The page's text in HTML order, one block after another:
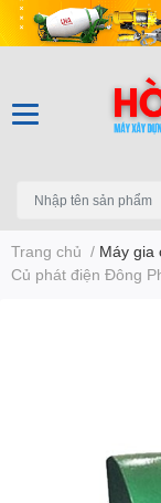
Trang chủ / Máy gia
Củ phát điện Đông